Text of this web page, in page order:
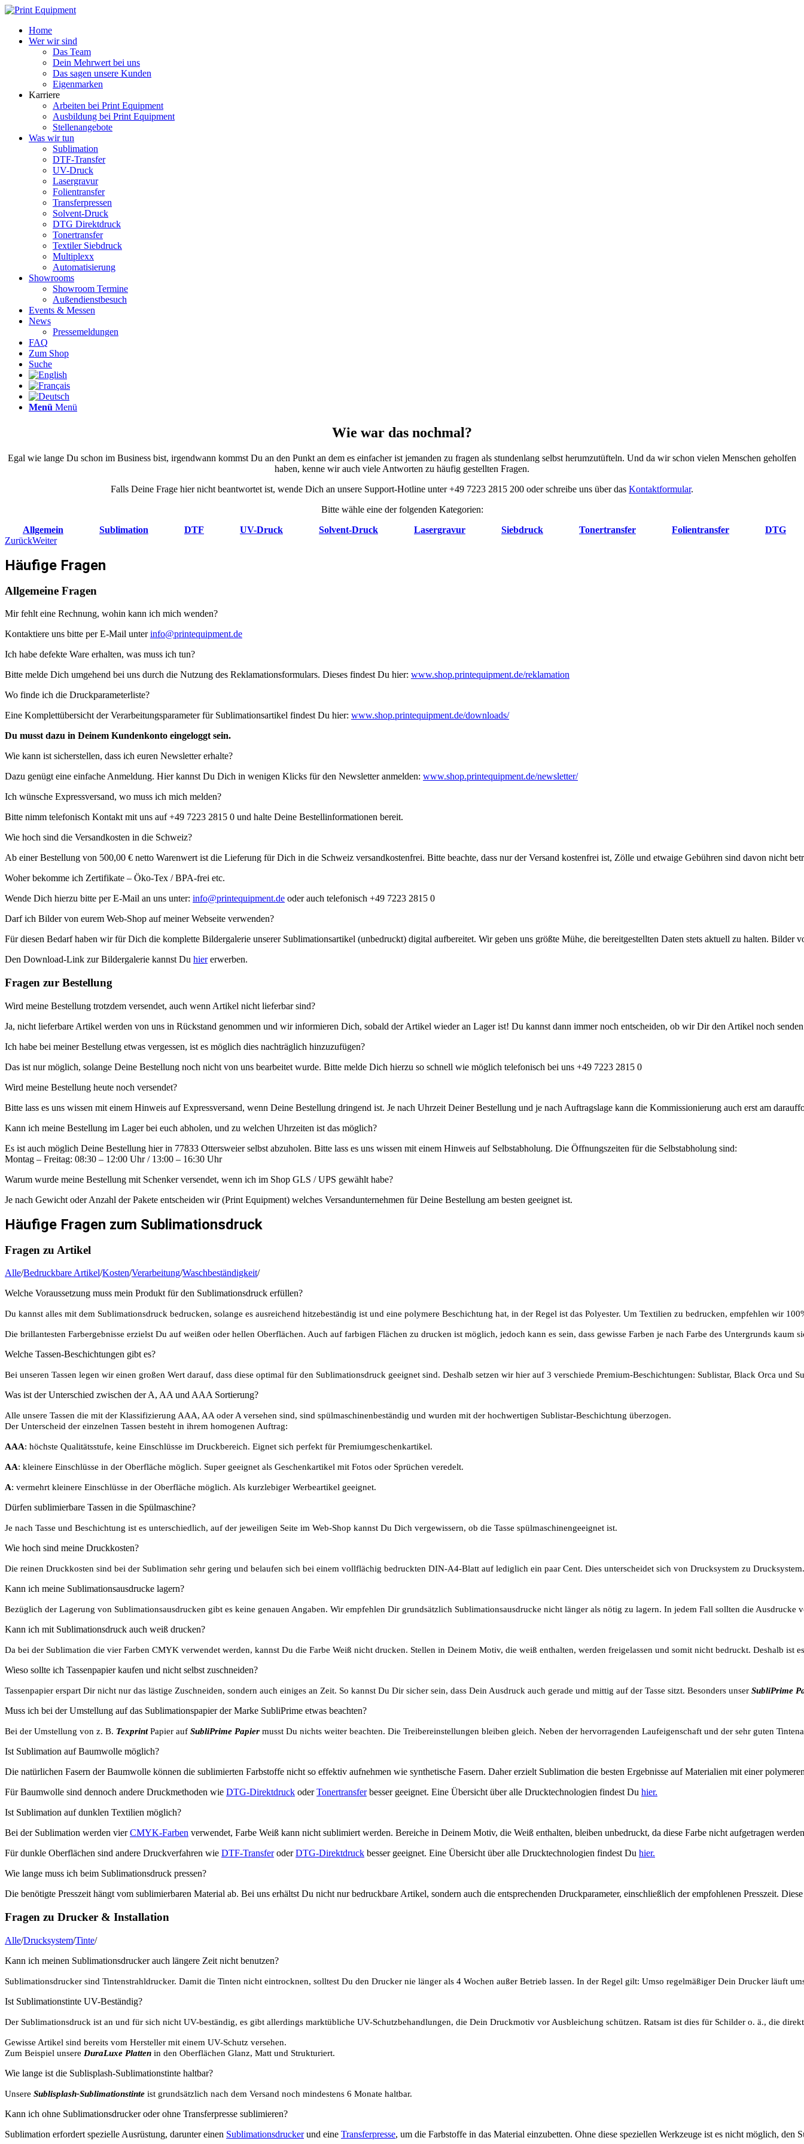
Home
Wer wir sind
Das Team
Dein Mehrwert bei uns
Das sagen unsere Kunden
Eigenmarken
Karriere
Arbeiten bei Print Equipment
Ausbildung bei Print Equipment
Stellenangebote
Was wir tun
Sublimation
DTF-Transfer
UV-Druck
Lasergravur
Folientransfer
Transferpressen
Solvent-Druck
DTG Direktdruck
Tonertransfer
Textiler Siebdruck
Multiplexx
Automatisierung
Showrooms
Showroom Termine
Außendienstbesuch
Events & Messen
News
Pressemeldungen
FAQ
Zum Shop
Suche
Menü Menü
Wie war das nochmal?
Egal wie lange Du schon im Business bist, irgendwann kommst Du an den Punkt an dem es einfacher ist jemanden zu fragen als stundenlang selbst herumzutüfteln. Und da wir schon vielen Menschen geholfen
haben, kenne wir auch viele Antworten zu häufig gestellten Fragen.
Falls Deine Frage hier nicht beantwortet ist, wende Dich an unsere Support-Hotline unter +49 7223 2815 200 oder schreibe uns über das Kontaktformular.
Bitte wähle eine der folgenden Kategorien:
Allgemein
Sublimation DTF UV-Druck Solvent-Druck Lasergravur Siebdruck Tonertransfer Folientransfer
DTG
ZurückWeiter
Häufige Fragen
Allgemeine Fragen
Mir fehlt eine Rechnung, wohin kann ich mich wenden?
Kontaktiere uns bitte per E-Mail unterinfo@printequipment.de
Ich habe defekte Ware erhalten, was muss ich tun?
Bitte melde Dich umgehend bei uns durch die Nutzung des Reklamationsformulars. Dieses findest Du hier: www.shop.printequipment.de/reklamation
Wo finde ich die Druckparameterliste?
Eine Komplettübersicht der Verarbeitungsparameter für Sublimationsartikel findest Du hier: www.shop.printequipment.de/downloads/
Du musst dazu in Deinem Kundenkonto eingeloggt sein.
Wie kann ist sicherstellen, dass ich euren Newsletter erhalte?
Dazu genügt eine einfache Anmeldung. Hier kannst Du Dich in wenigen Klicks für den Newsletter anmelden: www.shop.printequipment.de/newsletter/
Ich wünsche Expressversand, wo muss ich mich melden?
Bitte nimm telefonisch Kontakt mit uns auf +49 7223 2815 0 und halte Deine Bestellinformationen bereit.
Wie hoch sind die Versandkosten in die Schweiz?
Ab einer Bestellung von 500,00 € netto Warenwert ist die Lieferung für Dich in die Schweiz versandkostenfrei. Bitte beachte, dass nur der Versand kostenfrei ist, Zölle und etwaige Gebühren sind davon nicht
Woher bekomme ich Zertifikate – Öko-Tex / BPA-frei etc.
Wende Dich hierzu bitte per E-Mail an uns unter: info@printequipment.de oder auch telefonisch +49 7223 2815 0
Darf ich Bilder von eurem Web-Shop auf meiner Webseite verwenden?
Für diesen Bedarf haben wir für Dich die komplette Bildergalerie unserer Sublimationsartikel (unbedruckt) digital aufbereitet. Wir geben uns größte Mühe, die bereitgestellten Daten stets aktuell zu halten. Bilder
Den Download-Link zur Bildergalerie kannst Du hiererwerben.
Fragen zur Bestellung
Wird meine Bestellung trotzdem versendet, auch wenn Artikel nicht lieferbar sind?
Ja, nicht lieferbare Artikel werden von uns in Rückstand genommen und wir informieren Dich, sobald der Artikel wieder an Lager ist! Du kannst dann immer noch entscheiden, ob wir Dir den Artikel noch
Ich habe bei meiner Bestellung etwas vergessen, ist es möglich dies nachträglich hinzuzufügen?
Das ist nur möglich, solange Deine Bestellung noch nicht von uns bearbeitet wurde. Bitte melde Dich hierzu so schnell wie möglich telefonisch bei uns +49 7223 2815 0
Wird meine Bestellung heute noch versendet?
Bitte lass es uns wissen mit einem Hinweis auf Expressversand, wenn Deine Bestellung dringend ist. Je nach Uhrzeit Deiner Bestellung und je nach Auftragslage kann die Kommissionierung auch erst am
Kann ich meine Bestellung im Lager bei euch abholen, und zu welchen Uhrzeiten ist das möglich?
Es ist auch möglich Deine Bestellung hier in 77833 Ottersweier selbst abzuholen. Bitte lass es uns wissen mit einem Hinweis auf Selbstabholung. Die Öffnungszeiten für die Selbstabholung sind:
Montag – Freitag: 08:30 – 12:00 Uhr / 13:00 – 16:30 Uhr
Warum wurde meine Bestellung mit Schenker versendet, wenn ich im Shop GLS / UPS gewählt habe?
Je nach Gewicht oder Anzahl der Pakete entscheiden wir (Print Equipment) welches Versandunternehmen für Deine Bestellung am besten geeignet ist.
Häufige Fragen zum Sublimationsdruck
Fragen zu Artikel
Alle/Bedruckbare Artikel/Kosten/Verarbeitung/Waschbeständigkeit/
Welche Voraussetzung muss mein Produkt für den Sublimationsdruck erfüllen?
Du kannst alles mit dem Sublimationsdruck bedrucken, solange es ausreichend hitzebeständig ist und eine polymere Beschichtung hat, in der Regel ist das Polyester. Um Textilien zu bedrucken, empfehlen wir
Die brillantesten Farbergebnisse erzielst Du auf weißen oder hellen Oberflächen. Auch auf farbigen Flächen zu drucken ist möglich, jedoch kann es sein, dass gewisse Farben je nach Farbe des Untergrunds kaum
Welche Tassen-Beschichtungen gibt es?
Bei unseren Tassen legen wir einen großen Wert darauf, dass diese optimal für den Sublimationsdruck geeignet sind. Deshalb setzen wir hier auf 3 verschiede Premium-Beschichtungen: Sublistar, Black Orca
Was ist der Unterschied zwischen der A, AA und AAA Sortierung?
Alle unsere Tassen die mit der Klassifizierung AAA, AA oder A versehen sind, sind spülmaschinenbeständig und wurden mit der hochwertigen Sublistar-Beschichtung überzogen.
Der Unterscheid der einzelnen Tassen besteht in ihrem homogenen Auftrag:
AAA: höchste Qualitätsstufe, keine Einschlüsse im Druckbereich. Eignet sich perfekt für Premiumgeschenkartikel.
AA: kleinere Einschlüsse in der Oberfläche möglich. Super geeignet als Geschenkartikel mit Fotos oder Sprüchen veredelt.
A: vermehrt kleinere Einschlüsse in der Oberfläche möglich. Als kurzlebiger Werbeartikel geeignet.
Dürfen sublimierbare Tassen in die Spülmaschine?
Je nach Tasse und Beschichtung ist es unterschiedlich, auf der jeweiligen Seite im Web-Shop kannst Du Dich vergewissern, ob die Tasse spülmaschinengeeignet ist.
Wie hoch sind meine Druckkosten?
Die reinen Druckkosten sind bei der Sublimation sehr gering und belaufen sich bei einem vollflächig bedruckten DIN-A4-Blatt auf lediglich ein paar Cent. Dies unterscheidet sich von Drucksystem zu
Kann ich meine Sublimationsausdrucke lagern?
Bezüglich der Lagerung von Sublimationsausdrucken gibt es keine genauen Angaben. Wir empfehlen Dir grundsätzlich Sublimationsausdrucke nicht länger als nötig zu lagern. In jedem Fall sollten die Ausdrucke
Kann ich mit Sublimationsdruck auch weiß drucken?
Da bei der Sublimation die vier Farben CMYK verwendet werden, kannst Du die Farbe Weiß nicht drucken. Stellen in Deinem Motiv, die weiß enthalten, werden freigelassen und somit nicht bedruckt. Deshalb ist
Wieso sollte ich Tassenpapier kaufen und nicht selbst zuschneiden?
Tassenpapier erspart Dir nicht nur das lästige Zuschneiden, sondern auch einiges an Zeit. So kannst Du Dir sicher sein, dass Dein Ausdruck auch gerade und mittig auf der Tasse sitzt. Besonders unser SubliPrime
Muss ich bei der Umstellung auf das Sublimationspapier der Marke SubliPrime etwas beachten?
Bei der Umstellung von z. B. TexprintPapier auf SubliPrime Papier musst Du nichts weiter beachten. Die Treibereinstellungen bleiben gleich. Neben der hervorragenden Laufeigenschaft und der sehr guten
Ist Sublimation auf Baumwolle möglich?
Die natürlichen Fasern der Baumwolle können die sublimierten Farbstoffe nicht so effektiv aufnehmen wie synthetische Fasern. Daher erzielt Sublimation die besten Ergebnisse auf Materialien mit einer
Für Baumwolle sind dennoch andere Druckmethoden wie DTG-Direktdruck oderTonertransferbesser geeignet. Eine Übersicht über alle Drucktechnologien findest Du hier.
Ist Sublimation auf dunklen Textilien möglich?
Bei der Sublimation werden vierCMYK-Farben verwendet, Farbe Weiß kann nicht sublimiert werden. Bereiche in Deinem Motiv, die Weiß enthalten, bleiben unbedruckt, da diese Farbe nicht aufgetragen
Für dunkle Oberflächen sind andere Druckverfahren wie DTF-TransferoderDTG-Direktdruck besser geeignet. Eine Übersicht über alle Drucktechnologien findest Du hier.
Wie lange muss ich beim Sublimationsdruck pressen?
Die benötigte Presszeit hängt vom sublimierbaren Material ab. Bei uns erhältst Du nicht nur bedruckbare Artikel, sondern auch die entsprechenden Druckparameter, einschließlich der empfohlenen Presszeit.
Fragen zu Drucker & Installation
Alle/Drucksystem/Tinte/
Kann ich meinen Sublimationsdrucker auch längere Zeit nicht benutzen?
Sublimationsdrucker sind Tintenstrahldrucker. Damit die Tinten nicht eintrocknen, solltest Du den Drucker nie länger als 4 Wochen außer Betrieb lassen. In der Regel gilt: Umso regelmäßiger Dein Drucker
Ist Sublimationstinte UV-Beständig?
Der Sublimationsdruck ist an und für sich nicht UV-beständig, es gibt allerdings marktübliche UV-Schutzbehandlungen, die Dein Druckmotiv vor Ausbleichung schützen. Ratsam ist dies für Schilder o. ä., die
Gewisse Artikel sind bereits vom Hersteller mit einem UV-Schutz versehen.
Zum Beispiel unsere DuraLuxe Platten in den Oberflächen Glanz, Matt und Strukturiert.
Wie lange ist die Sublisplash-Sublimationstinte haltbar?
Unsere Sublisplash-Sublimationstinte ist grundsätzlich nach dem Versand noch mindestens 6 Monate haltbar.
Kann ich ohne Sublimationsdrucker oder ohne Transferpresse sublimieren?
Sublimation erfordert spezielle Ausrüstung, darunter einen Sublimationsdruckerund eine Transferpresse, um die Farbstoffe in das Material einzubetten. Ohne diese speziellen Werkzeuge ist es nicht möglich, den